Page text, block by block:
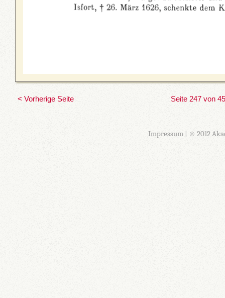
< Vorherige Seite Seite 247 von
Impressum| © 2012